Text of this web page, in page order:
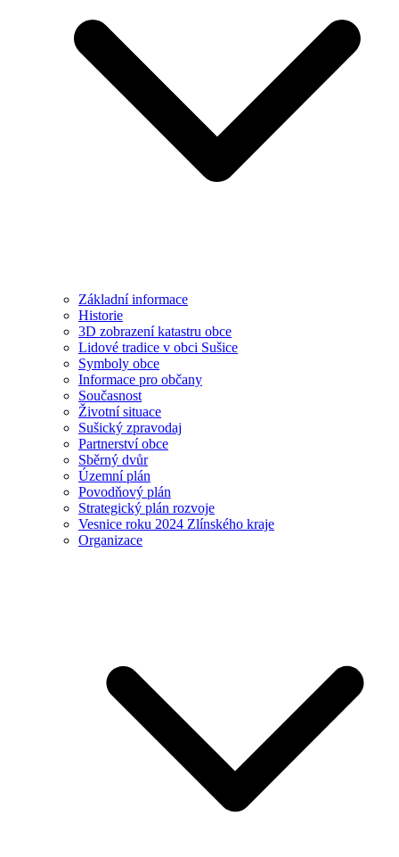
Základní informace
Historie
3D zobrazení katastru obce
Lidové tradice v obci Sušice
Symboly obce
Informace pro občany
Současnost
Životní situace
Sušický zpravodaj
Partnerství obce
Sběrný dvůr
Územní plán
Povodňový plán
Strategický plán rozvoje
Vesnice roku 2024 Zlínského kraje
Organizace